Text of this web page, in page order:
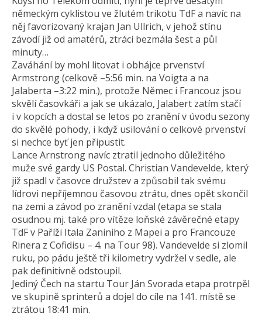
německým cyklistou ve žlutém trikotu TdF a navíc na
něj favorizovaný krajan Jan Ullrich, v jehož stínu
závodí již od amatérů, ztrácí bezmála šest a půl
minuty…
Zaváhání by mohl litovat i obhájce prvenství
Armstrong (celkově –5:56 min. na Voigta a na
Jalaberta –3:22 min.), protože Němec i Francouz jsou
skvělí časovkáři a jak se ukázalo, Jalabert zatím stačí
i v kopcích a dostal se letos po zranění v úvodu sezony
do skvělé pohody, i když usilování o celkové prvenství
si nechce byť jen připustit.
Lance Arnstrong navíc ztratil jednoho důležitého
muže své gardy US Postal. Christian Vandevelde, který
již spadl v časovce družstev a způsobil tak svému
lídrovi nepříjemnou časovou ztrátu, dnes opět skončil
na zemi a závod po zranění vzdal (etapa se stala
osudnou mj. také pro vítěze loňské závěrečné etapy
TdF v Paříži Itala Zaniniho z Mapei a pro Francouze
Rinera z Cofidisu – 4. na Tour 98). Vandevelde si zlomil
ruku, po pádu ještě tři kilometry vydržel v sedle, ale
pak definitivně odstoupil.
Jediný Čech na startu Tour Ján Svorada etapa protrpěl
ve skupině sprinterů a dojel do cíle na 141. místě se
ztrátou 18:41 min.